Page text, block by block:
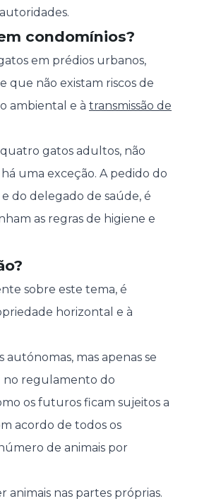
condomínios?
em prédios urbanos,
que não existam riscos de
ambiental e à transmissão de
gatos adultos, não
uma exceção. A pedido do
do delegado de saúde, é
as regras de higiene e
sobre este tema, é
horizontal e à
mas apenas se
no regulamento do
os futuros ficam sujeitos a
acordo de todos os
de animais por
nas partes próprias.